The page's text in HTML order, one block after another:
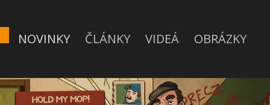
NOVINKY ČLÁNKY VIDEÁ OBRÁZKY